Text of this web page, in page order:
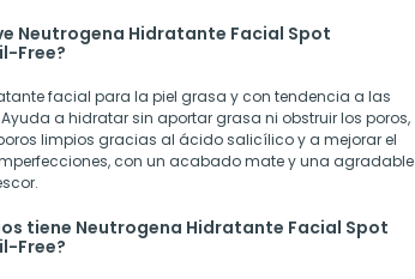
Neutrogena Hidratante Facial Spot
Free?
facial para la piel grasa y con tendencia a las
a hidratar sin aportar grasa ni obstruir los poros,
limpios gracias al ácido salicílico y a mejorar el
con un acabado mate y una agradable
tiene Neutrogena Hidratante Facial Spot
Free?